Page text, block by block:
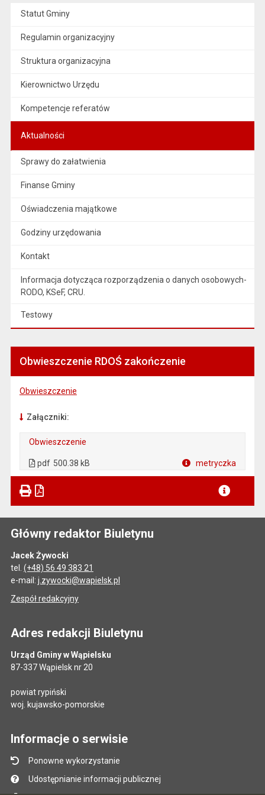
Statut Gminy
Regulamin organizacyjny
Struktura organizacyjna
Kierownictwo Urzędu
Kompetencje referatów
Aktualności
Sprawy do załatwienia
Finanse Gminy
Oświadczenia majątkowe
Godziny urzędowania
Kontakt
Informacja dotycząca rozporządzenia o danych osobowych-
RODO, KSeF, CRU.
Testowy
Obwieszczenie RDOŚ zakończenie
Obwieszczenie
Załączniki:
Obwieszczenie
pdf 500.38 kB metryczka
Główny redaktor Biuletynu
Jacek Żywocki
tel. (+48) 56 49 383 21
e-mail: j.zywocki@wapielsk.pl
Zespół redakcyjny
Adres redakcji Biuletynu
Urząd Gminy w Wąpielsku
87-337 Wąpielsk nr 20
powiat rypiński
woj. kujawsko-pomorskie
Informacje o serwisie
Ponowne wykorzystanie
Udostępnianie informacji publicznej